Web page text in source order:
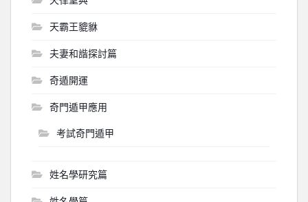
天霸王貔貅
夫妻和諧探討篇
奇遁開運
奇門遁甲應用
考試奇門遁甲
姓名學研究篇